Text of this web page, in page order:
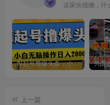
这家伙很懒，什
AI起号撸爆头条，小白也能操作，日入2000+
上一篇